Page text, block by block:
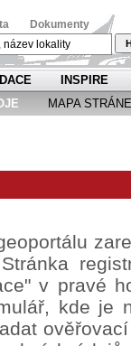
Dokumenty
INSPIRE
MAPA
v pravé
kde je